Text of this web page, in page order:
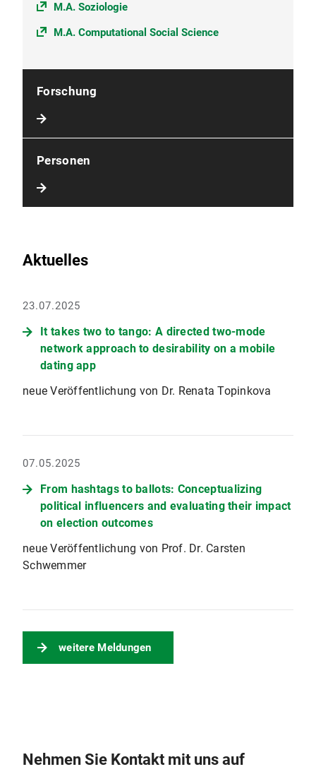
M.A. Soziologie
M.A. Computational Social Science
Forschung
Personen
Aktuelles
23.07.2025
It takes two to tango: A directed two-mode
network approach to desirability on a mobile
dating app
neue Veröffentlichung von Dr. Renata Topinkova
07.05.2025
From hashtags to ballots: Conceptualizing
political influencers and evaluating their impact
on election outcomes
neue Veröffentlichung von Prof. Dr. Carsten
Schwemmer
weitere Meldungen
Nehmen Sie Kontakt mit uns auf